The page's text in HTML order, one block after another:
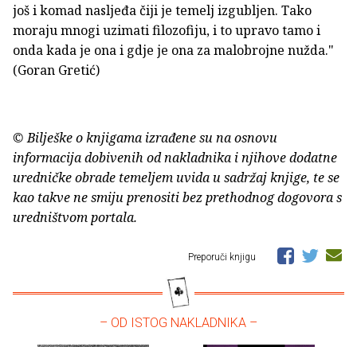
još i komad nasljeđa čiji je temelj izgubljen. Tako
moraju mnogi uzimati filozofiju, i to upravo tamo i
onda kada je ona i gdje je ona za malobrojne nužda."
(Goran Gretić)
© Bilješke o knjigama izrađene su na osnovu
informacija dobivenih od nakladnika i njihove dodatne
uredničke obrade temeljem uvida u sadržaj knjige, te se
kao takve ne smiju prenositi bez prethodnog dogovora s
uredništvom portala.
Preporuči knjigu
– OD ISTOG NAKLADNIKA –